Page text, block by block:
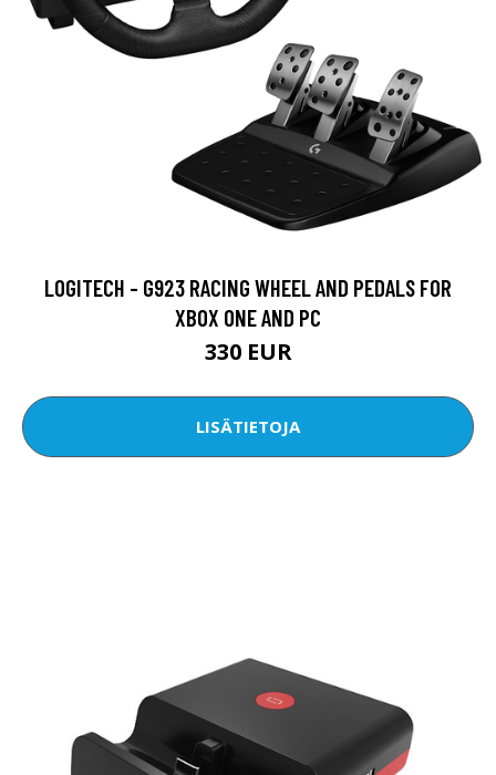
LOGITECH - G923 RACING WHEEL AND PEDALS FOR
XBOX ONE AND PC
330 EUR
LISÄTIETOJA